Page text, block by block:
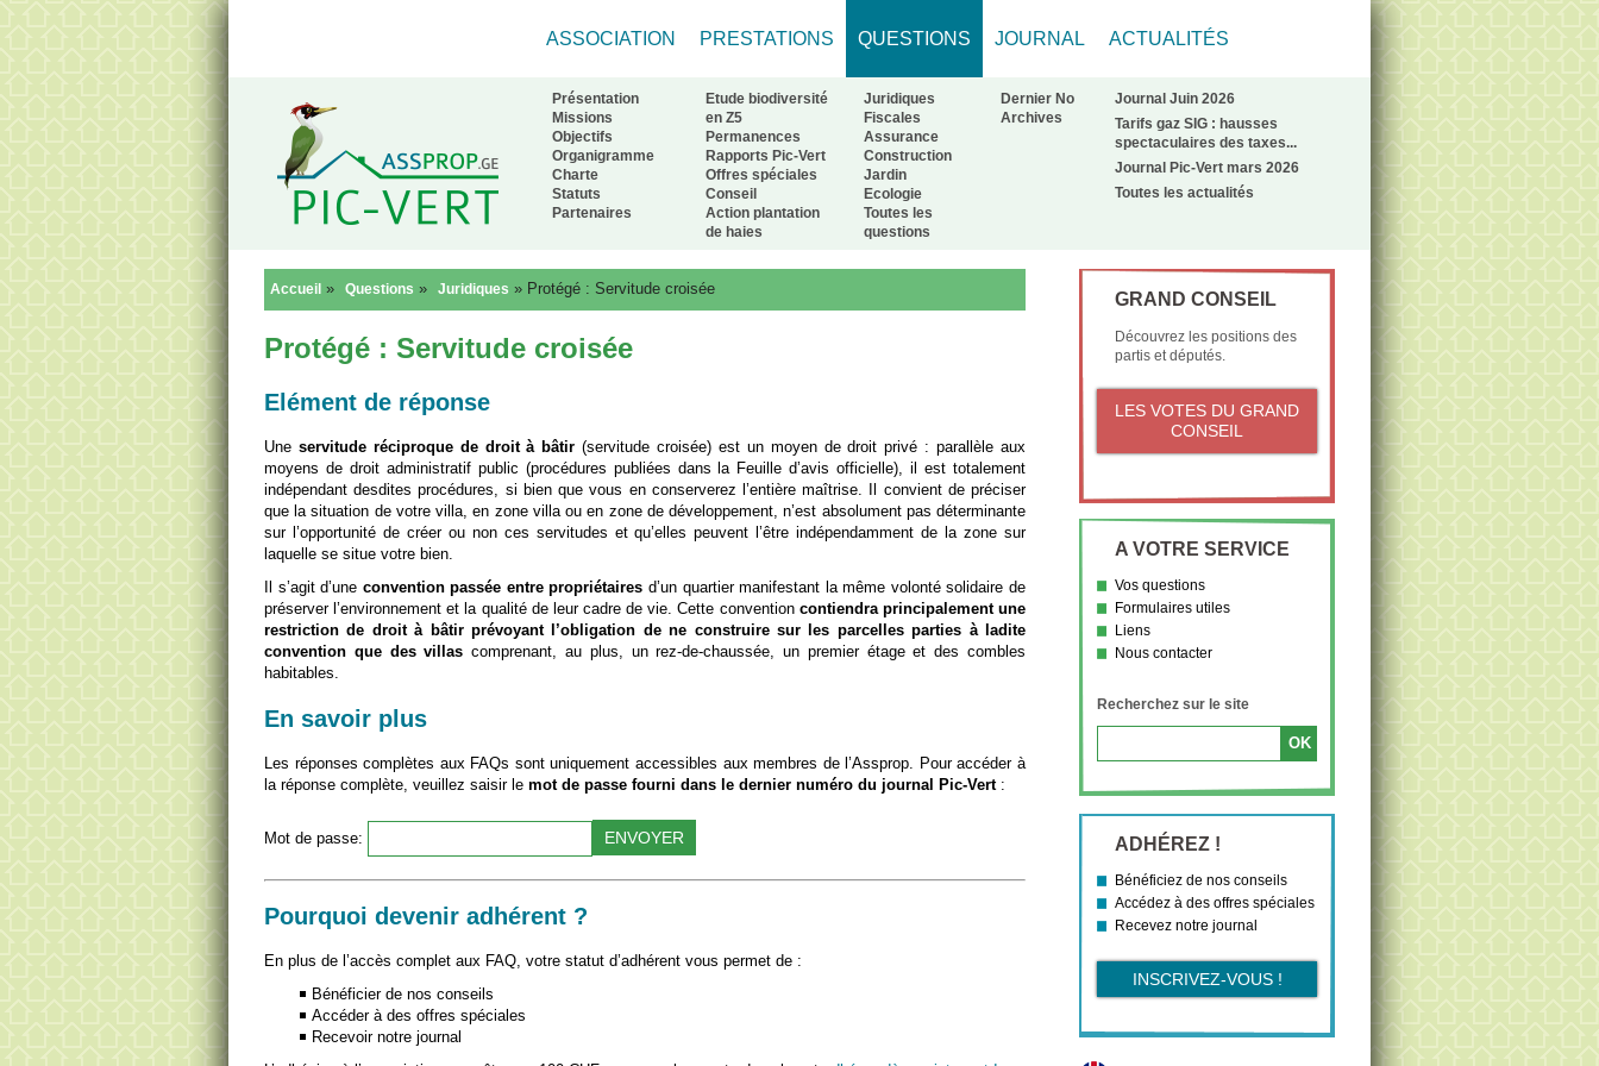
Retour à l'accueil
ASSOCIATION
Présentation
Missions
Objectifs
Organigramme
Charte
Statuts
Partenaires
PRESTATIONS
Etude biodiversité
en Z5
Permanences
Rapports Pic-Vert
Offres spéciales
Conseil
Action plantation
de haies
QUESTIONS
Juridiques
Fiscales
Assurance
Construction
Jardin
Ecologie
Toutes les
questions
JOURNAL
Dernier No
Archives
ACTUALITÉS
Journal Juin 2026
Tarifs gaz SIG : hausses
spectaculaires des taxes...
Journal Pic-Vert mars 2026
Toutes les actualités
Accueil » Questions » Juridiques » Protégé : Servitude croisée
Protégé : Servitude croisée
Elément de réponse
Une servitude réciproque de droit à bâtir (servitude croisée) est un moyen de droit privé : parallèle aux
moyens de droit administratif public (procédures publiées dans la Feuille d’avis officielle), il est totalement
indépendant desdites procédures, si bien que vous en conserverez l’entière maîtrise. Il convient de préciser
que la situation de votre villa, en zone villa ou en zone de développement, n’est absolument pas déterminante
sur l’opportunité de créer ou non ces servitudes et qu’elles peuvent l’être indépendamment de la zone sur
laquelle se situe votre bien.
Il s’agit d’une convention passée entre propriétaires d’un quartier manifestant la même volonté solidaire de
préserver l’environnement et la qualité de leur cadre de vie. Cette convention contiendra principalement une
restriction de droit à bâtir prévoyant l’obligation de ne construire sur les parcelles parties à ladite
convention que des villas comprenant, au plus, un rez-de-chaussée, un premier étage et des combles
habitables.
En savoir plus
Les réponses complètes aux FAQs sont uniquement accessibles aux membres de l’Assprop. Pour accéder à
la réponse complète, veuillez saisir le mot de passe fourni dans le dernier numéro du journal Pic-Vert:
Mot de passe:
Pourquoi devenir adhérent ?
En plus de l’accès complet aux FAQ, votre statut d’adhérent vous permet de :
Bénéficier de nos conseils
Accéder à des offres spéciales
Recevoir notre journal
GRAND CONSEIL
Découvrez les positions des
partis et députés.
LES VOTES DU GRAND
CONSEIL
A VOTRE SERVICE
Vos questions
Formulaires utiles
Liens
Nous contacter
Recherchez sur le site
ADHÉREZ !
Bénéficiez de nos conseils
Accédez à des offres spéciales
Recevez notre journal
INSCRIVEZ-VOUS !